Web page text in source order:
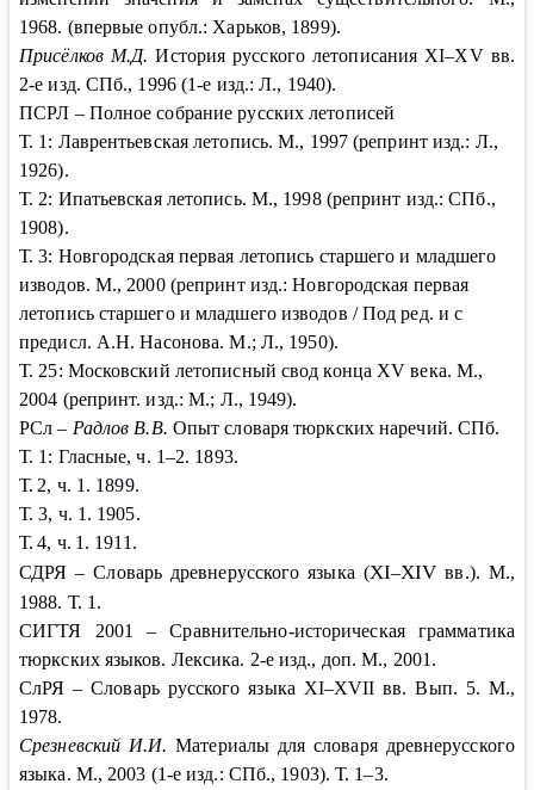
1968. (впервые опубл.: Харьков, 1899).
Присёлков М.Д. История русского летописания XI–XV вв.
2-е изд. СПб., 1996 (1-е изд.: Л., 1940).
ПСРЛ – Полное собрание русских летописей
Т. 1: Лаврентьевская летопись. М., 1997 (репринт изд.: Л.,
1926).
Т. 2: Ипатьевская летопись. М., 1998 (репринт изд.: СПб.,
1908).
Т. 3: Новгородская первая летопись старшего и младшего
изводов. М., 2000 (репринт изд.: Новгородская первая
летопись старшего и младшего изводов / Под ред. и с
предисл. А.Н. Насонова. М.; Л., 1950).
Т. 25: Московский летописный свод конца XV века. М.,
2004 (репринт. изд.: М.; Л., 1949).
РСл – Радлов В.В. Опыт словаря тюркских наречий. СПб.
Т. 1: Гласные, ч. 1–2. 1893.
Т. 2, ч. 1. 1899.
Т. 3, ч. 1. 1905.
Т. 4, ч. 1. 1911.
СДРЯ – Словарь древнерусского языка (XI–XIV вв.). М.,
1988. Т. 1.
СИГТЯ 2001 – Сравнительно-историческая грамматика
тюркских языков. Лексика. 2-е изд., доп. М., 2001.
СлРЯ – Словарь русского языка XI–XVII вв. Вып. 5. М.,
1978.
Срезневский И.И. Материалы для словаря древнерусского
языка. М., 2003 (1-е изд.: СПб., 1903). Т. 1–3.